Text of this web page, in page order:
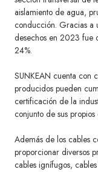
aislamiento de agua,
conducción. Gracias a
desechos en 2023 fue
24%.
SUNKEAN cuenta con
producidos pueden
certificación de la
conjunto de sus
Además de los cables
proporcionar diversos
cables ignífugos,